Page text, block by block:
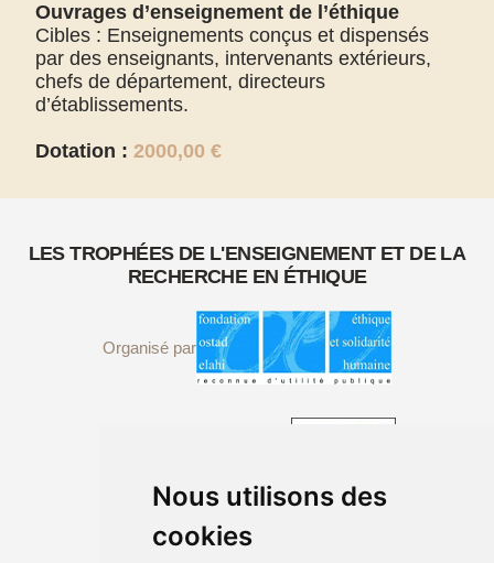
Nous utilisons des
cookies
Ouvrages d’enseignement de l’éthique
Cibles : Enseignements conçus et dispensés
par des enseignants, intervenants extérieurs,
chefs de département, directeurs
d’établissements.
Dotation : 2000,00 €
LES TROPHÉES DE L'ENSEIGNEMENT ET DE LA
RECHERCHE EN ÉTHIQUE
Organisé par
Sous le Haut Patronage de